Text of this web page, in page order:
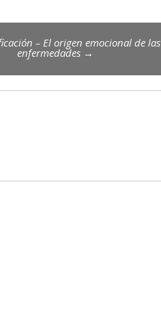
– El origen emocional de las
enfermedades →